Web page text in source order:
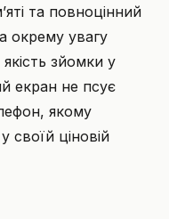
та повноцінний
окрему увагу
зйомки у
екран не псує
якому
своїй ціновій